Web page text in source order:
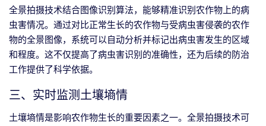
全景拍摄技术结合图像识别算法，能够精准识别农作物上的病
虫害情况。通过对比正常生长的农作物与受病虫害侵袭的农作
物的全景图像，系统可以自动分析并标记出病虫害发生的区域
和程度。这不仅提高了病虫害识别的准确性，还为后续的防治
工作提供了科学依据。
三、实时监测土壤墒情
土壤墒情是影响农作物生长的重要因素之一。全景拍摄技术可